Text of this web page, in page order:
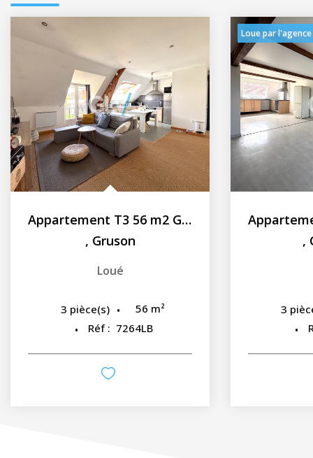
Appartement T3 56 m2 Gruson
, Gruson
Loué
3 pièce(s) 56 m²
Réf : 7264LB
Loue par l'agence
,
3